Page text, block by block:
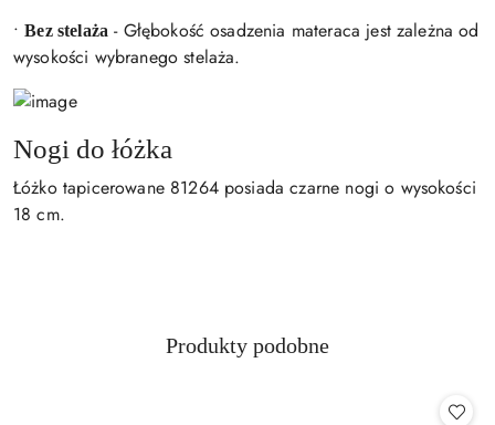
•Bez stelaża - Głębokość osadzenia materaca jest zależna od
wysokości wybranego stelaża.
Nogi do łóżka
Łóżko tapicerowane 81264 posiada czarne nogi o wysokości
18 cm.
Pomiń karuzelę produktów
Produkty
Produkty podobne